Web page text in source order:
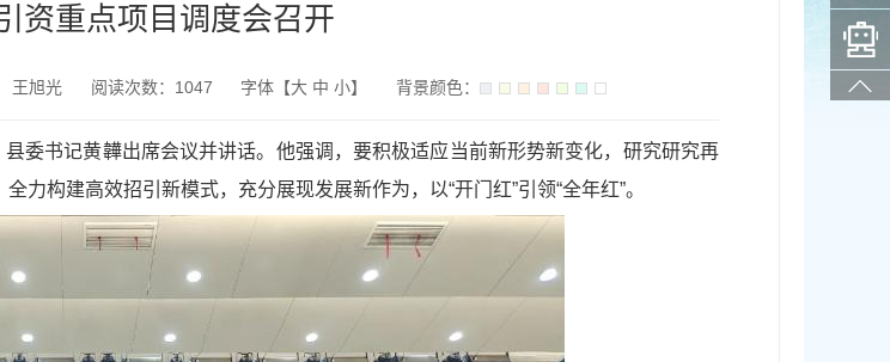
资重点项目调度会召开
王旭光 阅读次数： 1047 字体【大 中 小】 背景颜色：
委书记黄韡出席会议并讲话。他强调，要积极适应当前新形势新变化，研究研究再
构建高效招引新模式，充分展现发展新作为，以“开门红”引领“全年红”。